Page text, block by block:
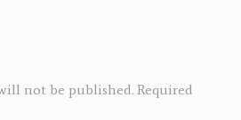
not be published. Required